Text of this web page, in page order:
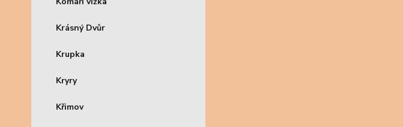
Krásný Dvůr
Krupka
Kryry
Křimov